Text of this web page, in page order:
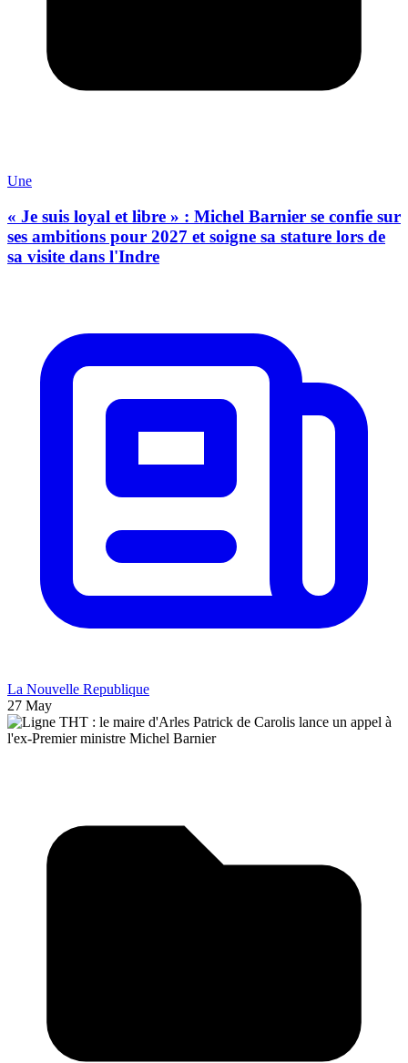
Une
« Je suis loyal et libre » : Michel Barnier se confie sur
ses ambitions pour 2027 et soigne sa stature lors de
sa visite dans l'Indre
La Nouvelle Republique
27 May